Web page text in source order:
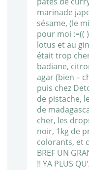
marinade
sésame, (le
pour moi :=((
lotus et au
était trop
badiane,
agar (bien –
puis chez
de pistache,
de
cher, les
noir, 1kg de
colorants, et
BREF UN
!! YA PLUS